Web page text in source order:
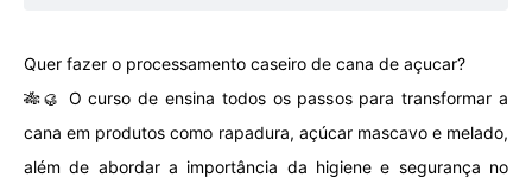
Jornal
Agenda
Quer fazer o processamento caseiro de cana de açucar?
🎋🥮 O curso de ensina todos os passos para transformar a
cana em produtos como rapadura, açúcar mascavo e melado,
além de abordar a importância da higiene e segurança no